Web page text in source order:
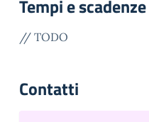
Tempi e scadenze
// TODO
Contatti